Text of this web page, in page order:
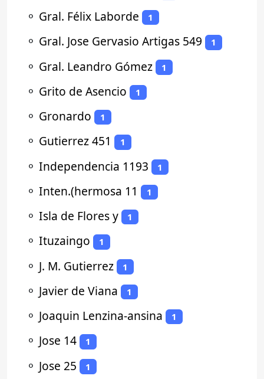
⚬ Gral. Félix Laborde 1
⚬ Gral. Jose Gervasio Artigas 549 1
⚬ Gral. Leandro Gómez 1
⚬ Grito de Asencio 1
⚬ Gronardo 1
⚬ Gutierrez 451 1
⚬ Independencia 1193 1
⚬ Inten.(hermosa 11 1
⚬ Isla de Flores y 1
⚬ Ituzaingo 1
⚬ J. M. Gutierrez 1
⚬ Javier de Viana 1
⚬ Joaquin Lenzina-ansina 1
⚬ Jose 14 1
⚬ Jose 25 1